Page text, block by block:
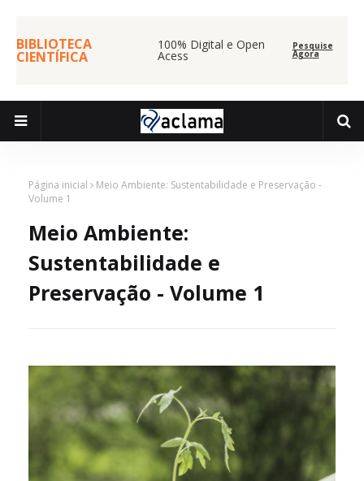
BIBLIOTECA
CIENTÍFICA
100% Digital e Open
Acess
Pesquise
Agora
Página inicial
Meio Ambiente: Sustentabilidade e Preservação -
Volume 1
Meio Ambiente:
Sustentabilidade e
Preservação - Volume 1